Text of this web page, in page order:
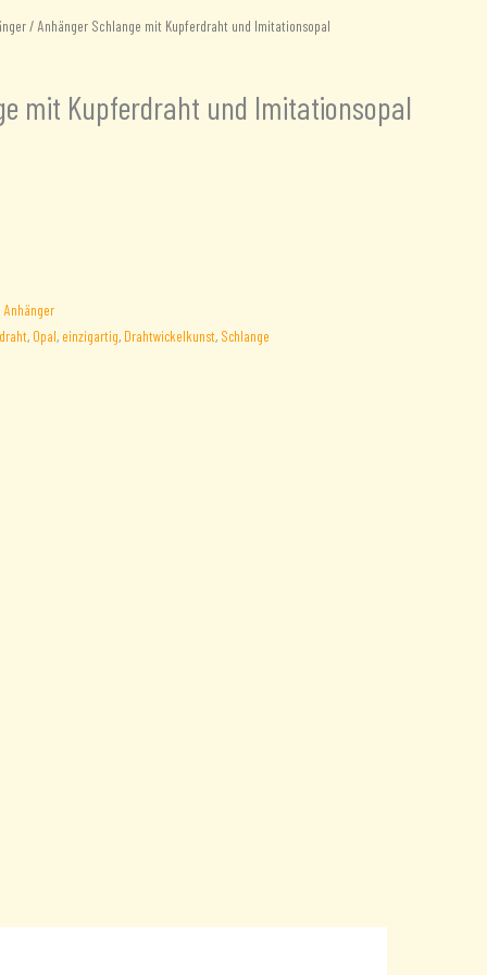
/ Anhänger Schlange mit Kupferdraht und Imitationsopal
mit Kupferdraht und Imitationsopal
Anhänger
, Opal, einzigartig, Drahtwickelkunst, Schlange